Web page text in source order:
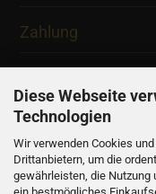
Diese Webseite
Technologien
Wir verwenden Cookies
Drittanbietern, um die
gewährleisten, die Nutzung
Zahlung